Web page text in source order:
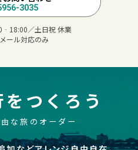
3035
／土日祝 休業
ール対応のみ
つくろう
な旅のオーダー